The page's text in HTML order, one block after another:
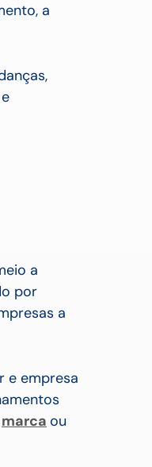
a
a
por
a
e empresa
marca ou